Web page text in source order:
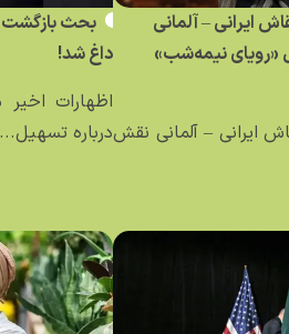
ایرانی – آلمانی
«رویای نیمه‌شب»
ایرانی – آلمانی نقش
بحث بازگشت
داغ شد!
اظهارات
درباره تسهیل...